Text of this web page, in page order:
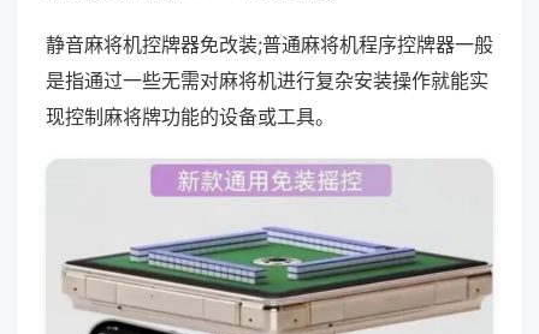
静音麻将机控牌器免改装;普通麻将机程序控牌器一般
是指通过一些无需对麻将机进行复杂安装操作就能实
现控制麻将牌功能的设备或工具。